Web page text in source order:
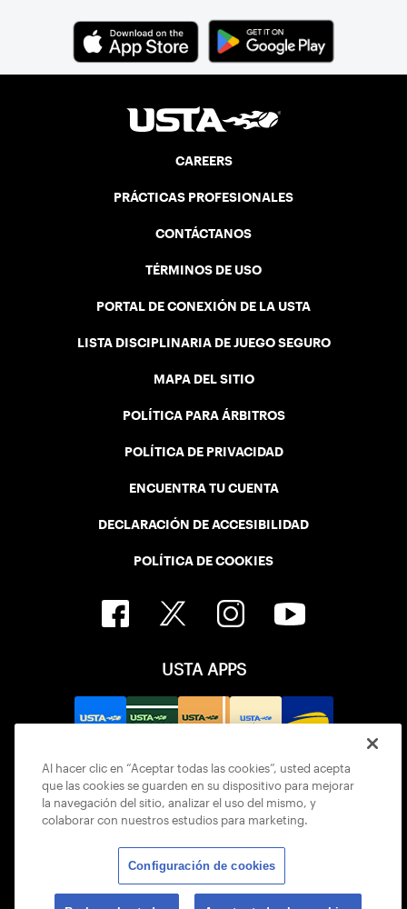
CAREERS
PRÁCTICAS PROFESIONALES
CONTÁCTANOS
TÉRMINOS DE USO
PORTAL DE CONEXIÓN DE LA USTA
LISTA DISCIPLINARIA DE JUEGO SEGURO
MAPA DEL SITIO
POLÍTICA PARA ÁRBITROS
POLÍTICA DE PRIVACIDAD
ENCUENTRA TU CUENTA
DECLARACIÓN DE ACCESIBILIDAD
POLÍTICA DE COOKIES
USTA APPS
© 2026 USTA ALL RIGHTS RESERVED
Al hacer clic en “Aceptar todas las cookies”, usted acepta
que las cookies se guarden en su dispositivo para mejorar
la navegación del sitio, analizar el uso del mismo, y
colaborar con nuestros estudios para marketing.
Configuración de cookies